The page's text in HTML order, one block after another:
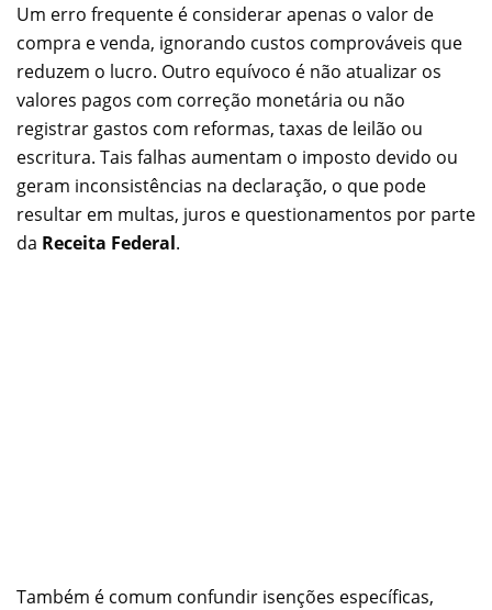
Um erro frequente é considerar apenas o valor de
compra e venda, ignorando custos comprováveis que
reduzem o lucro. Outro equívoco é não atualizar os
valores pagos com correção monetária ou não
registrar gastos com reformas, taxas de leilão ou
escritura. Tais falhas aumentam o imposto devido ou
geram inconsistências na declaração, o que pode
resultar em multas, juros e questionamentos por parte
da Receita Federal.
Também é comum confundir isenções específicas,